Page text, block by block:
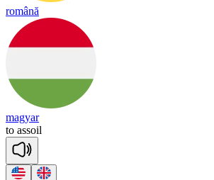
română
magyar
to assoil